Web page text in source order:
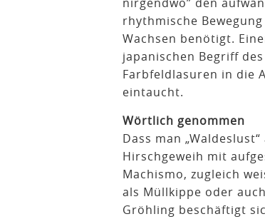
rhythmische
Wachsen benötigt.
japanischen Begriff
Farbfeldlasuren in die
eintaucht.
Wörtlich genommen
Dass man
Hirschgeweih mit
Machismo, zugleich
als Müllkippe oder
Gröhling beschäftigt